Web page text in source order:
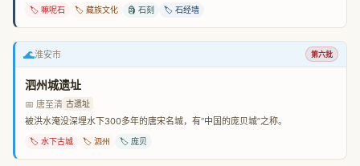
🏷️ 嘛呢石 🏷️ 藏族文化 🗿 石刻 🏷️ 石经墙
🌊淮安市 第六批
泗州城遗址
📅 唐至清 古遗址
被洪水淹没深埋水下300多年的唐宋名城，有“中国的庞贝城”之称。
🏷️ 水下古城 🏷️ 泗州 🏷️ 庞贝